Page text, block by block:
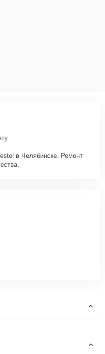
в Челябинске. Ремонт